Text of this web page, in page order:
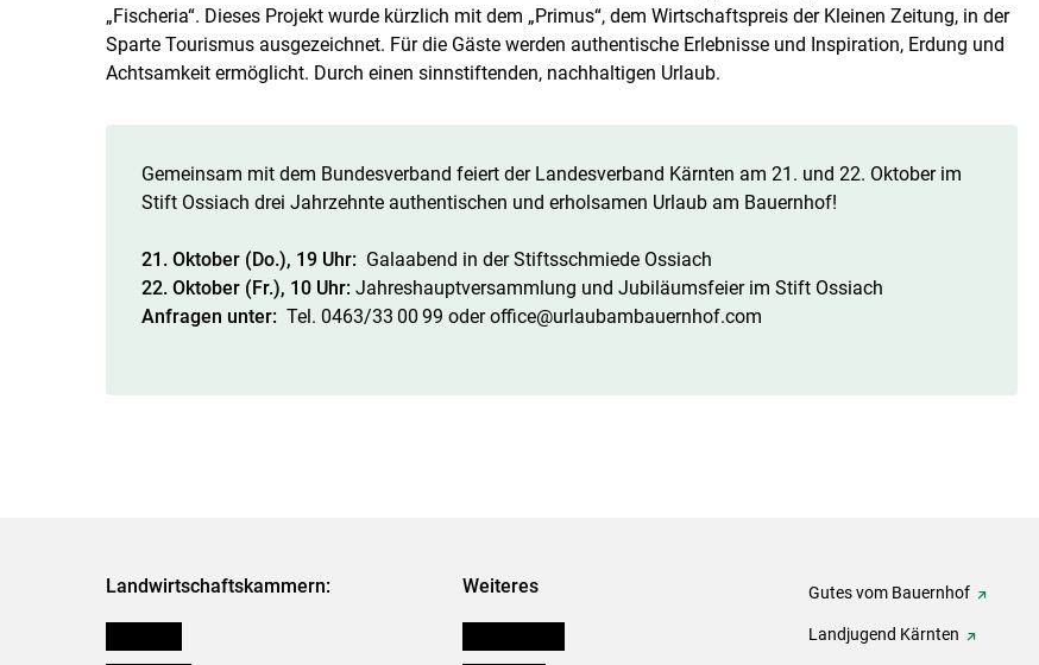
„Fischeria“. Dieses Projekt wurde kürzlich mit dem „Primus“, dem Wirtschaftspreis der Kleinen Zeitung, in der
Sparte Tourismus ausgezeichnet. Für die Gäste werden authentische Erlebnisse und Inspiration, Erdung und
Achtsamkeit ermöglicht. Durch einen sinnstiftenden, nachhaltigen Urlaub.
Gemeinsam mit dem Bundesverband feiert der Landesverband Kärnten am 21. und 22. Oktober im
Stift Ossiach drei Jahrzehnte authentischen und erholsamen Urlaub am Bauernhof!
21. Oktober (Do.), 19 Uhr: Galaabend in der ­Stiftsschmiede Ossiach
22. Oktober (Fr.), 10 Uhr: Jahreshauptversammlung und Jubiläumsfeier im Stift Ossiach
Anfragen unter: Tel. 0463/33 00 99 oder office@­urlaubambauernhof.com
Landwirtschaftskammern: Weiteres Gutes vom Bauernhof
Landjugend Kärnten